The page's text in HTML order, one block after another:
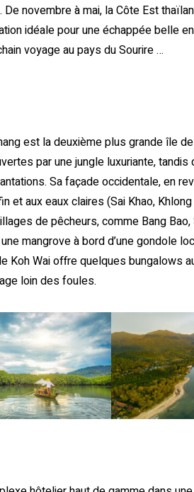
novembre à mai, la Côte Est
idéale pour une échappée belle
voyage au pays du Sourire …
est la deuxième plus grande île
par une jungle luxuriante, tandis
Sa façade occidentale, en
aux eaux claires (Sai Khao, Khlong
de pêcheurs, comme Bang
mangrove à bord d’une gondole
Koh Wai offre quelques bungalows
loin des foules.